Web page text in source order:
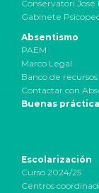
Conservatori José
Gabinete
Absentismo
PAEM
Marco Legal
Banco de recursos
Contactar con
Buenas
Escolarización
Curso 2024/25
Centros